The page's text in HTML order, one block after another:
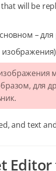
will be
–
для
and text
Editor